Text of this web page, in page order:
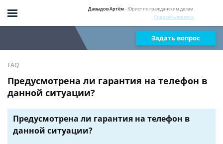
Давыдов Артём- Юрист по гражданским делам
Спросить юриста
Задать вопрос
FAQ
Предусмотрена ли гарантия на телефон в
данной ситуации?
Предусмотрена ли гарантия на телефон в
данной ситуации?